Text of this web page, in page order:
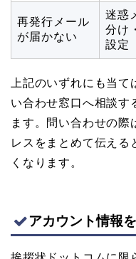
再発行メール
が届かない
迷惑
分け
設定
上記のいずれにも当
い合わせ窓口へ相談す
ます。問い合わせの際
レスをまとめて伝える
くなります。
アカウント情報